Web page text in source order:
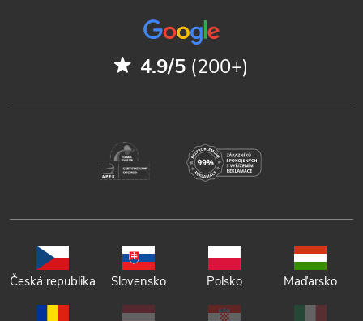
4.9/5 (200+)
Česká republika Slovensko Poľsko Maďarsko